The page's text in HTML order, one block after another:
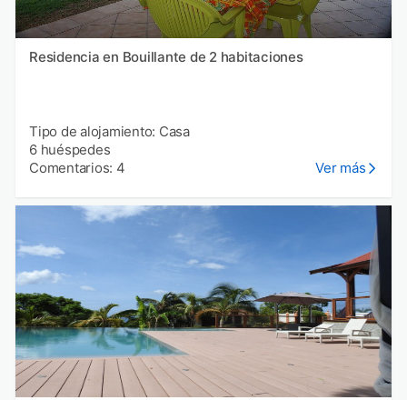
Residencia en Bouillante de 2 habitaciones
Tipo de alojamiento: Casa
6 huéspedes
Comentarios: 4
Ver más